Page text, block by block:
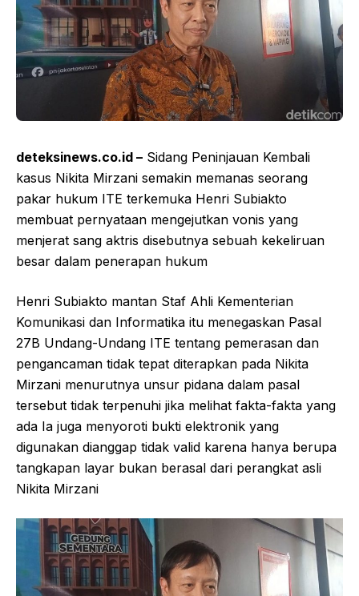
deteksinews.co.id – Sidang Peninjauan Kembali
kasus Nikita Mirzani semakin memanas seorang
pakar hukum ITE terkemuka Henri Subiakto
membuat pernyataan mengejutkan vonis yang
menjerat sang aktris disebutnya sebuah kekeliruan
besar dalam penerapan hukum
Henri Subiakto mantan Staf Ahli Kementerian
Komunikasi dan Informatika itu menegaskan Pasal
27B Undang-Undang ITE tentang pemerasan dan
pengancaman tidak tepat diterapkan pada Nikita
Mirzani menurutnya unsur pidana dalam pasal
tersebut tidak terpenuhi jika melihat fakta-fakta yang
ada Ia juga menyoroti bukti elektronik yang
digunakan dianggap tidak valid karena hanya berupa
tangkapan layar bukan berasal dari perangkat asli
Nikita Mirzani